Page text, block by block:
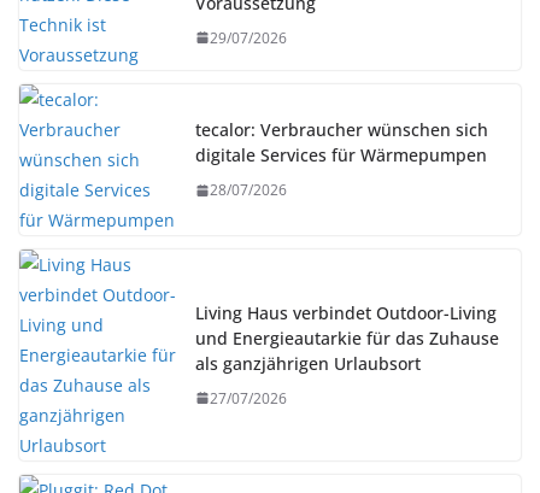
29/07/2026
tecalor: Verbraucher wünschen sich
digitale Services für Wärmepumpen
28/07/2026
Living Haus verbindet Outdoor-Living
und Energieautarkie für das Zuhause
als ganzjährigen Urlaubsort
27/07/2026